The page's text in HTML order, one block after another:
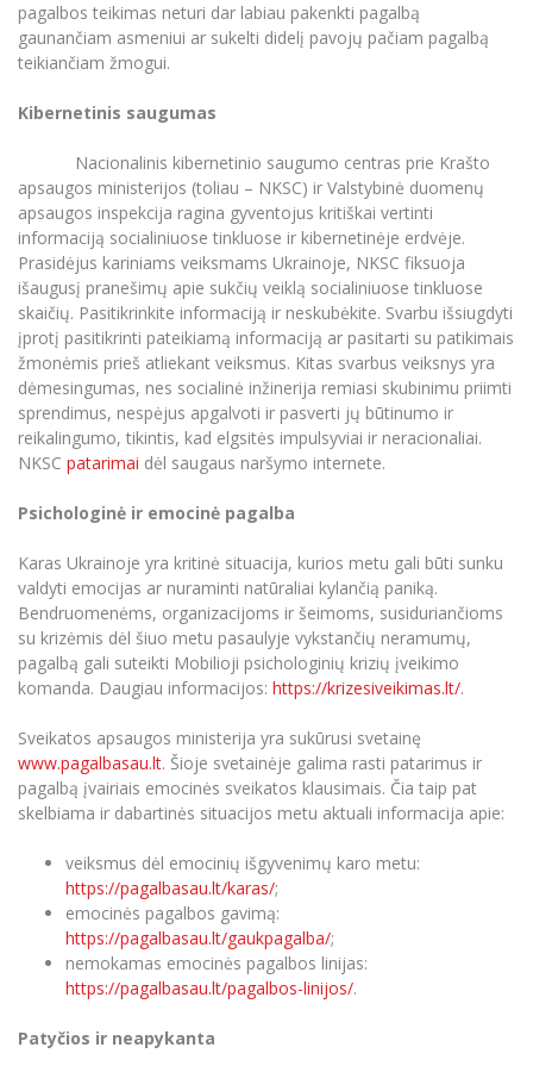
pagalbos teikimas neturi dar labiau pakenkti pagalbą
gaunančiam asmeniui ar sukelti didelį pavojų pačiam pagalbą
teikiančiam žmogui.
Kibernetinis saugumas
Nacionalinis kibernetinio saugumo centras prie Krašto
apsaugos ministerijos (toliau – NKSC) ir Valstybinė duomenų
apsaugos inspekcija ragina gyventojus kritiškai vertinti
informaciją socialiniuose tinkluose ir kibernetinėje erdvėje.
Prasidėjus kariniams veiksmams Ukrainoje, NKSC fiksuoja
išaugusį pranešimų apie sukčių veiklą socialiniuose tinkluose
skaičių. Pasitikrinkite informaciją ir neskubėkite. Svarbu išsiugdyti
įprotį pasitikrinti pateikiamą informaciją ar pasitarti su patikimais
žmonėmis prieš atliekant veiksmus. Kitas svarbus veiksnys yra
dėmesingumas, nes socialinė inžinerija remiasi skubinimu priimti
sprendimus, nespėjus apgalvoti ir pasverti jų būtinumo ir
reikalingumo, tikintis, kad elgsitės impulsyviai ir neracionaliai.
NKSC patarimai dėl saugaus naršymo internete.
Psichologinė ir emocinė pagalba
Karas Ukrainoje yra kritinė situacija, kurios metu gali būti sunku
valdyti emocijas ar nuraminti natūraliai kylančią paniką.
Bendruomenėms, organizacijoms ir šeimoms, susiduriančioms
su krizėmis dėl šiuo metu pasaulyje vykstančių neramumų,
pagalbą gali suteikti Mobilioji psichologinių krizių įveikimo
komanda. Daugiau informacijos: https://krizesiveikimas.lt/.
Sveikatos apsaugos ministerija yra sukūrusi svetainę
www.pagalbasau.lt. Šioje svetainėje galima rasti patarimus ir
pagalbą įvairiais emocinės sveikatos klausimais. Čia taip pat
skelbiama ir dabartinės situacijos metu aktuali informacija apie:
veiksmus dėl emocinių išgyvenimų karo metu:
https://pagalbasau.lt/karas/;
emocinės pagalbos gavimą:
https://pagalbasau.lt/gaukpagalba/;
nemokamas emocinės pagalbos linijas:
https://pagalbasau.lt/pagalbos-linijos/.
Patyčios ir neapykanta